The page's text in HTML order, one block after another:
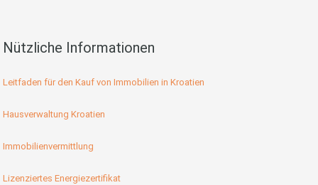
Nützliche Informationen
Leitfaden für den Kauf von Immobilien in Kroatien
Hausverwaltung Kroatien
Immobilienvermittlung
Lizenziertes Energiezertifikat